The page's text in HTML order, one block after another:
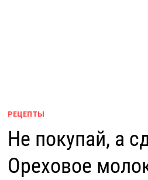
РЕЦЕПТЫ
Не покупай, а
Ореховое